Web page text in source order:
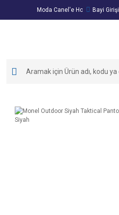
Moda Canel'e Hoşgeldiniz!
Bayi Girişi